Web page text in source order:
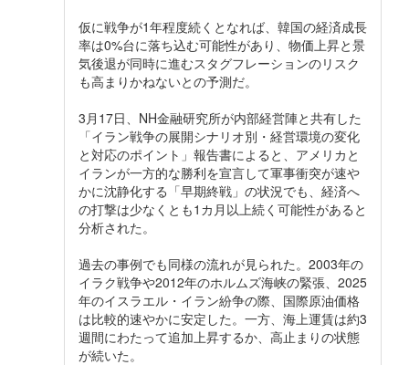
仮に戦争が1年程度続くとなれば、韓国の経済成長
率は0%台に落ち込む可能性があり、物価上昇と景
気後退が同時に進むスタグフレーションのリスク
も高まりかねないとの予測だ。
3月17日、NH金融研究所が内部経営陣と共有した
「イラン戦争の展開シナリオ別・経営環境の変化
と対応のポイント」報告書によると、アメリカと
イランが一方的な勝利を宣言して軍事衝突が速や
かに沈静化する「早期終戦」の状況でも、経済へ
の打撃は少なくとも1カ月以上続く可能性があると
分析された。
過去の事例でも同様の流れが見られた。2003年の
イラク戦争や2012年のホルムズ海峡の緊張、2025
年のイスラエル・イラン紛争の際、国際原油価格
は比較的速やかに安定した。一方、海上運賃は約3
週間にわたって追加上昇するか、高止まりの状態
が続いた。